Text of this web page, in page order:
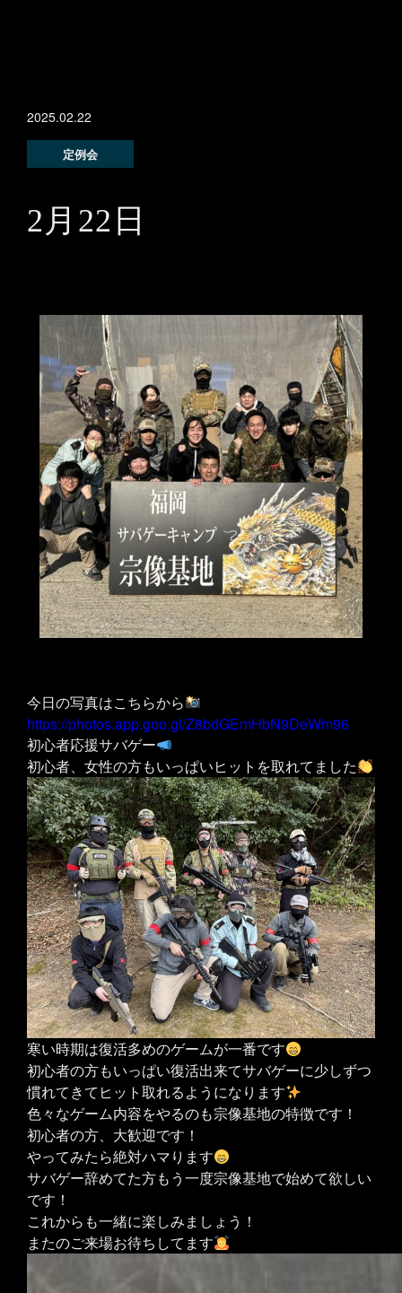
2025.02.22
定例会
2月22日
今日の写真はこちらから
https://photos.app.goo.gl/Z8bdGEmHbN9DeWm96
初心者応援サバゲー
初心者、女性の方もいっぱいヒットを取れてました
寒い時期は復活多めのゲームが一番です
初心者の方もいっぱい復活出来てサバゲーに少しずつ
慣れてきてヒット取れるようになります
色々なゲーム内容をやるのも宗像基地の特徴です！
初心者の方、大歓迎です！
やってみたら絶対ハマります
サバゲー辞めてた方もう一度宗像基地で始めて欲しい
です！
これからも一緒に楽しみましょう！
またのご来場お待ちしてます